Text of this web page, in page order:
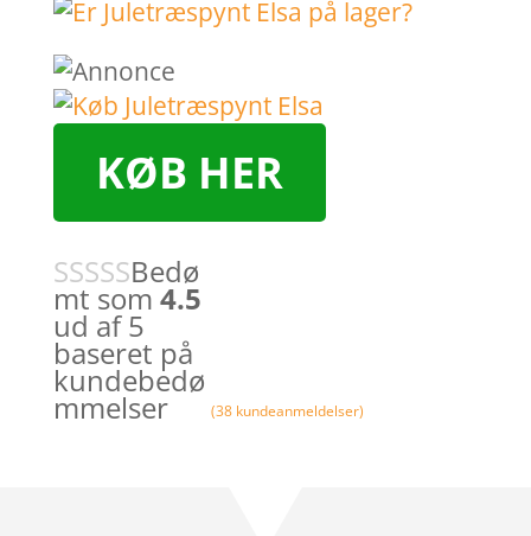
KØB HER
Bedø
mt som 4.5
ud af 5
baseret på
kundebedø
mmelser (38 kundeanmeldelser)